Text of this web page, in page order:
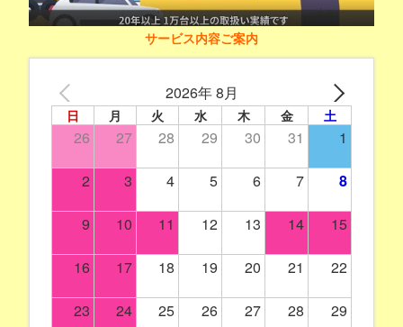
サービス内容ご案内
2026年 8月
日 月 火 水 木 金 土
26 27 28 29 30 31 1
2 3 4 5 6 7 8
9 10 11 12 13 14 15
16 17 18 19 20 21 22
23 24 25 26 27 28 29